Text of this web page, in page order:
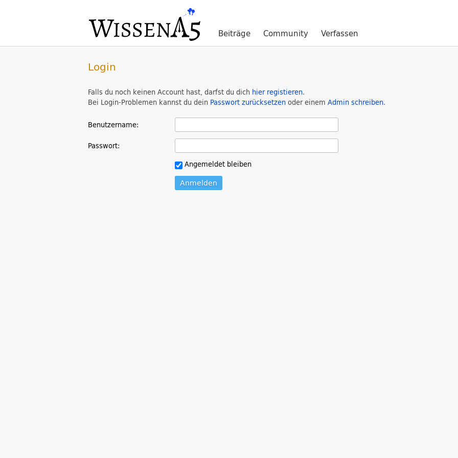
Beiträge Community Verfassen
Login
Falls du noch keinen Account hast, darfst du dich hier registieren.
Bei Login-Problemen kannst du dein Passwort zurücksetzen oder einem Admin schreiben.
Benutzername:
Passwort:
Angemeldet bleiben